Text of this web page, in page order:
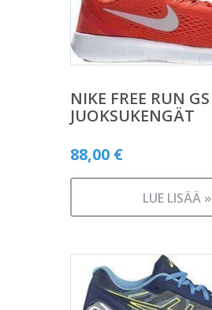
NIKE FREE RUN GS
JUOKSUKENGÄT
88,00 €
LUE LISÄÄ »